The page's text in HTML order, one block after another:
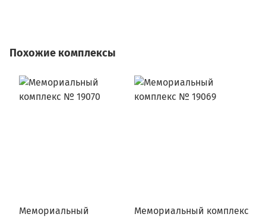
Похожие комплексы
Мемориальный
Мемориальный комплекс